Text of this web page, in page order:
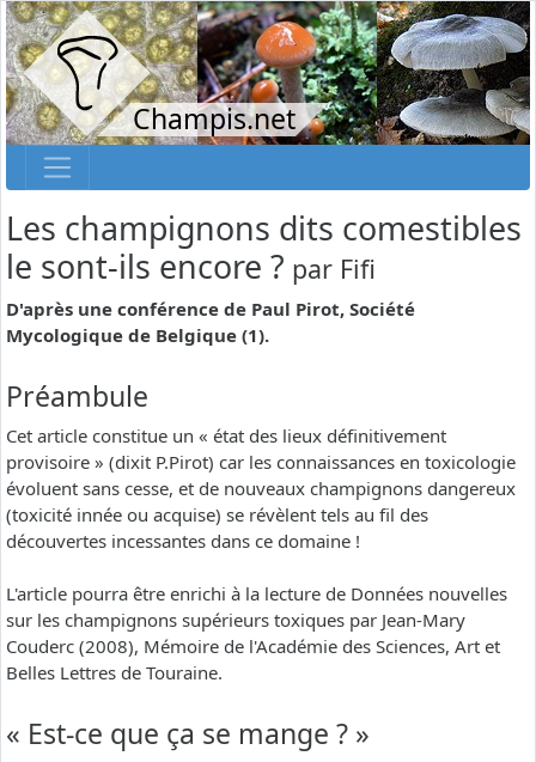
Champis.net
Les champignons dits comestibles
le sont-ils encore ? par Fifi
D'après une conférence de Paul Pirot, Société
Mycologique de Belgique (1).
Préambule
Cet article constitue un « état des lieux définitivement
provisoire » (dixit P.Pirot) car les connaissances en toxicologie
évoluent sans cesse, et de nouveaux champignons dangereux
(toxicité innée ou acquise) se révèlent tels au fil des
découvertes incessantes dans ce domaine !
L'article pourra être enrichi à la lecture de Données nouvelles
sur les champignons supérieurs toxiques par Jean-Mary
Couderc (2008), Mémoire de l'Académie des Sciences, Art et
Belles Lettres de Touraine.
« Est-ce que ça se mange ? »